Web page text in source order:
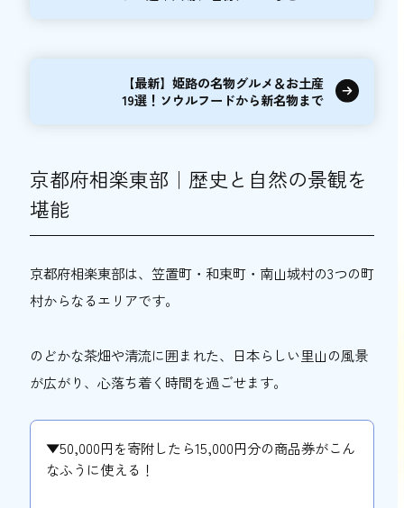
【最新】姫路の名物グルメ＆お土産
19選！ソウルフードから新名物まで
京都府相楽東部｜歴史と自然の景観を
堪能
京都府相楽東部は、笠置町・和束町・南山城村の3つの町
村からなるエリアです。
のどかな茶畑や清流に囲まれた、日本らしい里山の風景
が広がり、心落ち着く時間を過ごせます。
▼50,000円を寄附したら15,000円分の商品券がこん
なふうに使える！